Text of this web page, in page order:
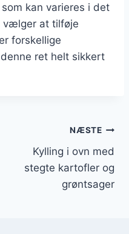
kan varieres i det
vælger at tilføje
forskellige
ret helt sikkert
NÆSTE
Kylling i ovn med
stegte kartofler og
grøntsager